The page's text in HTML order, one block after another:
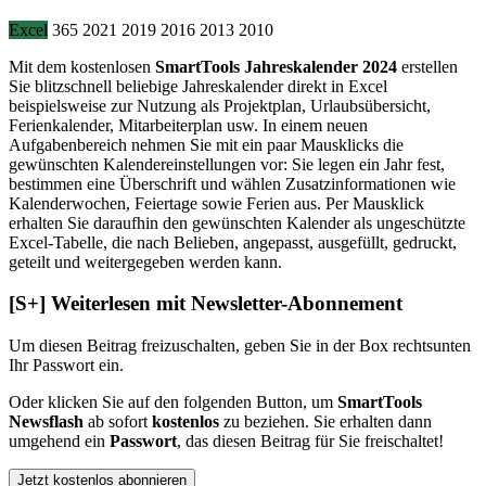
Excel 365 2021 2019 2016 2013 2010
Mit dem kostenlosen SmartTools Jahreskalender 2024 erstellen
Sie blitzschnell beliebige Jahreskalender direkt in Excel
beispielsweise zur Nutzung als Projektplan, Urlaubsübersicht,
Ferienkalender, Mitarbeiterplan usw. In einem neuen
Aufgabenbereich nehmen Sie mit ein paar Mausklicks die
gewünschten Kalendereinstellungen vor: Sie legen ein Jahr fest,
bestimmen eine Überschrift und wählen Zusatzinformationen wie
Kalenderwochen, Feiertage sowie Ferien aus. Per Mausklick
erhalten Sie daraufhin den gewünschten Kalender als ungeschützte
Excel-Tabelle, die nach Belieben, angepasst, ausgefüllt, gedruckt,
geteilt und weitergegeben werden kann.
[S+] Weiterlesen mit Newsletter-Abonnement
Um diesen Beitrag freizuschalten, geben Sie in der Box rechtsunten
Ihr Passwort ein.
Oder klicken Sie auf den folgenden Button, um SmartTools
Newsflash ab sofort kostenlos zu beziehen. Sie erhalten dann
umgehend ein Passwort, das diesen Beitrag für Sie freischaltet!
Jetzt kostenlos abonnieren